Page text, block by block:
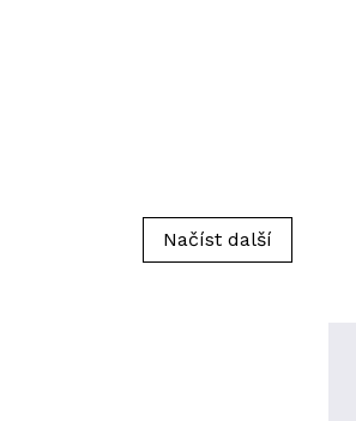
Načíst další